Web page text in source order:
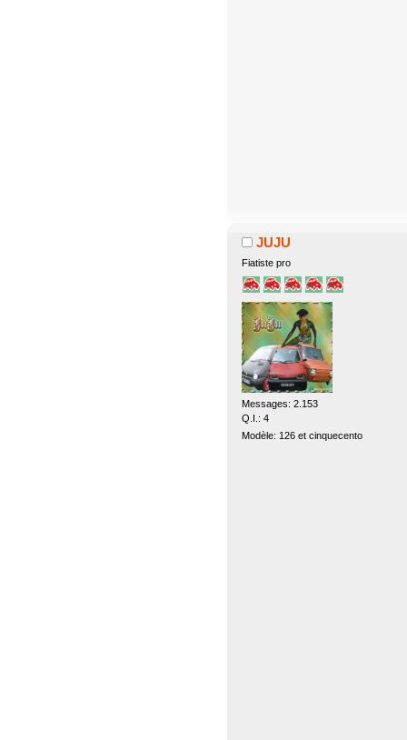
JUJU
Fiatiste pro
Messages: 2.153
Q.I.: 4
Modèle: 126 et cinquecento